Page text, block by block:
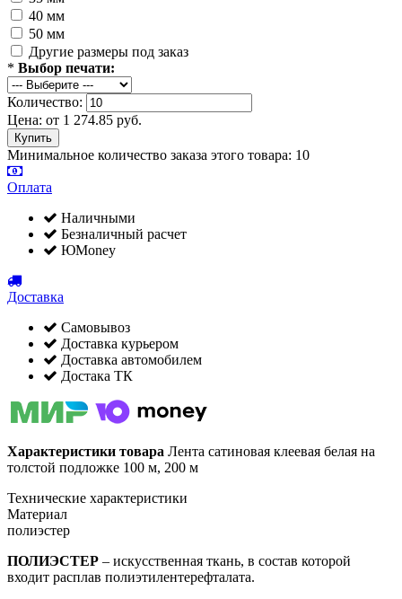
40 мм
50 мм
Другие размеры под заказ
* Выбор печати:
Количество:
Цена: от 1 274.85 руб.
Минимальное количество заказа этого товара: 10
Оплата
Наличными
Безналичный расчет
ЮMoney
Доставка
Самовывоз
Доставка курьером
Доставка автомобилем
Достака ТК
Характеристики товара Лента сатиновая клеевая белая на
толстой подложке 100 м, 200 м
Технические характеристики
Материал
полиэстер
ПОЛИЭСТЕР – искусственная ткань, в состав которой
входит расплав полиэтилентерефталата.